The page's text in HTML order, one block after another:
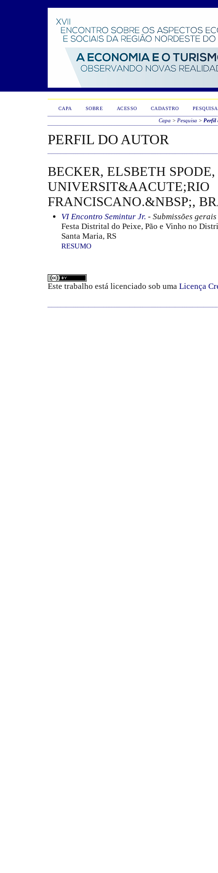
CAPA SOBRE ACESSO CADASTRO PESQUISA
Capa > Pesquisa > Perfil
PERFIL DO AUTOR
BECKER, ELSBETH
UNIVERSIT&AACUTE;RIO
FRANCISCANO.&NBSP;,
VI Encontro Semintur Jr. - Submissões gerais
Festa Distrital do Peixe, Pão e Vinho no
Santa Maria, RS
RESUMO
Este trabalho está licenciado sob uma Licença